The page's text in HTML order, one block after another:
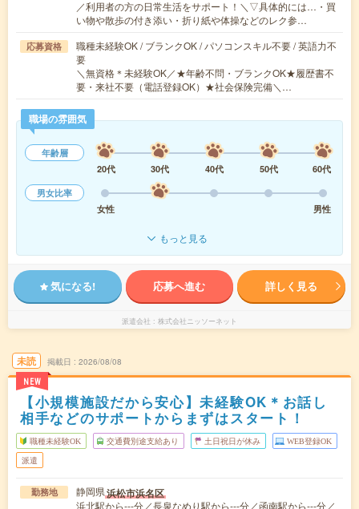
／利用者の方の日常生活をサポート！＼▽具体的には…・買
い物や散歩の付き添い・折り紙や体操などのレク参…
応募資格
職種未経験OK / ブランクOK / パソコンスキル不要 / 英語力不
要
＼無資格＊未経験OK／★年齢不問・ブランクOK★履歴書不
要・来社不要（電話登録OK）★社会保険完備＼…
職場の雰囲気
年齢層
20代
30代 40代 50代
60代
男女比率
女性
男性
もっと見る
気になる! 応募へ進む 詳しく見る
派遣会社 株式会社ニッソーネット
未読
NEW
掲載日 2026/08/08
【小規模施設だから安心】未経験OK＊お話し
相手などのサポートからまずはスタート！
職種未経験OK 交通費別途支給あり 土日祝日が休み WEB登録OK
派遣
勤務地 静岡県浜松市浜名区
浜北駅から---分／長泉なめり駅から---分／函南駅から---分／